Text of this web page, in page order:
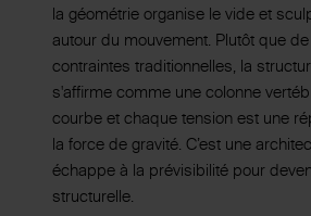
la géométrie organise le vide et
autour du mouvement. Plutôt que
contraintes traditionnelles, la
s'affirme comme une colonne
courbe et chaque tension est une
la force de gravité. C’est une
échappe à la prévisibilité pour
structurelle.